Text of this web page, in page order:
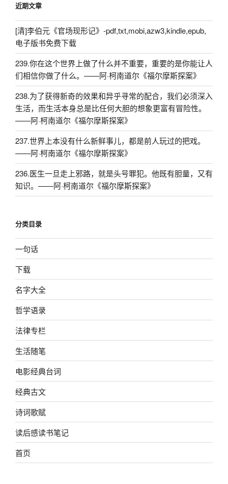
近期文章
[清]李伯元《官场现形记》-pdf,txt,mobi,azw3,kindle,epub,
电子版书免费下载
239.你在这个世界上做了什么并不重要，重要的是你能让人
们相信你做了什么。——阿·柯南道尔《福尔摩斯探案》
238.为了获得新奇的效果和异乎寻常的配合，我们必须深入
生活，而生活本身总是比任何大胆的想象更富有冒险性。
——阿·柯南道尔《福尔摩斯探案》
237.世界上本没有什么新鲜事儿，都是前人玩过的把戏。
——阿·柯南道尔《福尔摩斯探案》
236.医生一旦走上邪路，就是头号罪犯。他既有胆量，又有
知识。——阿·柯南道尔《福尔摩斯探案》
分类目录
一句话
下载
名字大全
哲学语录
法律专栏
生活随笔
电影经典台词
经典古文
诗词歌赋
读后感读书笔记
首页